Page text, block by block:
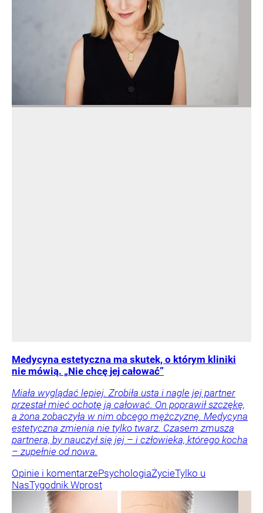
Medycyna estetyczna ma skutek, o którym kliniki
nie mówią. „Nie chcę jej całować”
Miała wyglądać lepiej. Zrobiła usta i nagle jej partner
przestał mieć ochotę ją całować. On poprawił szczękę,
a żona zobaczyła w nim obcego mężczyznę. Medycyna
estetyczna zmienia nie tylko twarz. Czasem zmusza
partnera, by nauczył się jej – i człowieka, którego kocha
– zupełnie od nowa.
Opinie i komentarzePsychologiaŻycieTylko u
NasTygodnik Wprost